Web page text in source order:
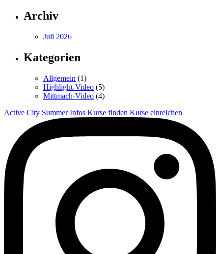
Archiv
Juli 2026
Kategorien
Allgemein (1)
Highlight-Video (5)
Mittmach-Video (4)
Active City SummerInfos Kurse finden Kurse einreichen